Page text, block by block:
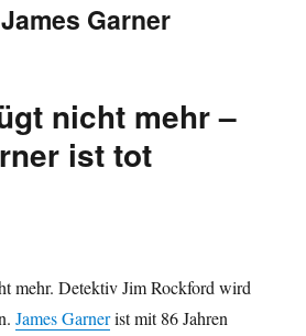
James Garner
nicht mehr –
ist tot
mehr. Detektiv Jim Rockford wird
James Garnerist mit 86 Jahren